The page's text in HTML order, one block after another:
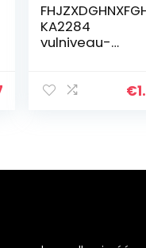
KA2284
vulniveau-
Audio niveau-
€